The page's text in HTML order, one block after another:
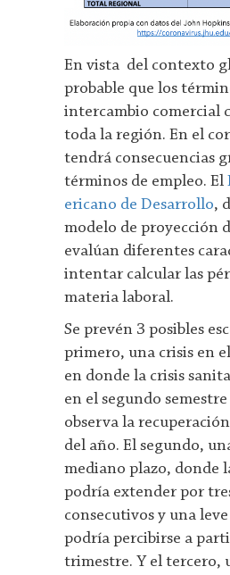
En vista del contexto
probable que los
intercambio comercial
toda la región. En el
tendrá consecuencias
términos de empleo. El
ericano de Desarrollo,
modelo de proyección
evalúan diferentes
intentar calcular las
materia laboral.
Se prevén 3 posibles
primero, una crisis en
en donde la crisis
en el segundo
observa la
del año. El segundo,
mediano plazo, donde
podría extender por
consecutivos y una
podría percibirse a
trimestre. Y el tercero,